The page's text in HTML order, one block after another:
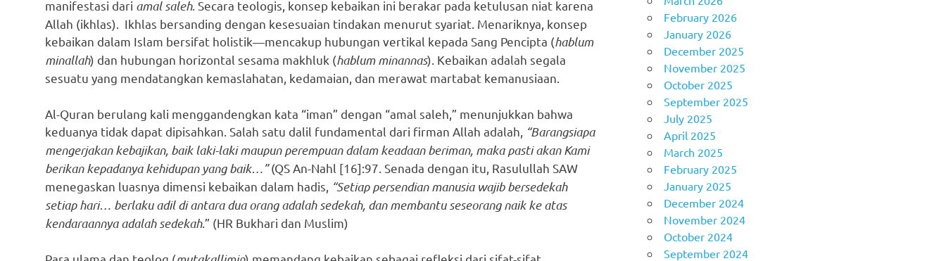
manifestasi dari amal saleh. Secara teologis, konsep kebaikan ini berakar pada ketulusan niat karena
Allah (ikhlas). Ikhlas bersanding dengan kesesuaian tindakan menurut syariat. Menariknya, konsep
kebaikan dalam Islam bersifat holistik—mencakup hubungan vertikal kepada Sang Pencipta (hablum
minallah) dan hubungan horizontal sesama makhluk (hablum minannas). Kebaikan adalah segala
sesuatu yang mendatangkan kemaslahatan, kedamaian, dan merawat martabat kemanusiaan.
Al-Quran berulang kali menggandengkan kata “iman” dengan “amal saleh,” menunjukkan bahwa
keduanya tidak dapat dipisahkan. Salah satu dalil fundamental dari firman Allah adalah, “Barangsiapa
mengerjakan kebajikan, baik laki-laki maupun perempuan dalam keadaan beriman, maka pasti akan Kami
berikan kepadanya kehidupan yang baik…”(QS An-Nahl [16]:97. Senada dengan itu, Rasulullah SAW
menegaskan luasnya dimensi kebaikan dalam hadis, “Setiap persendian manusia wajib bersedekah
setiap hari… berlaku adil di antara dua orang adalah sedekah, dan membantu seseorang naik ke atas
kendaraannya adalah sedekah.” (HR Bukhari dan Muslim)
February 2026
January 2026
December 2025
November 2025
October 2025
September 2025
July 2025
April 2025
March 2025
February 2025
January 2025
December 2024
November 2024
October 2024
September 2024